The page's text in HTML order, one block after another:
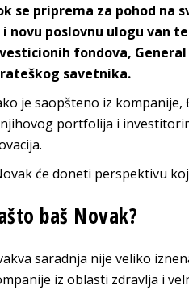
se priprema za pohod na
i novu poslovnu ulogu van
fondova,
savetnika.
je saopšteno iz
portfolija i
će doneti perspektivu
baš Novak?
saradnja nije veliko
iz oblasti zdravlja i